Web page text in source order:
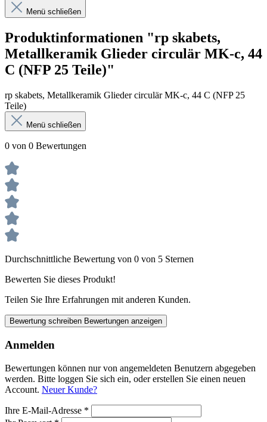
Menü schließen
Produktinformationen "rp skabets,
Metallkeramik Glieder circulär MK-c, 44
C (NFP 25 Teile)"
rp skabets, Metallkeramik Glieder circulär MK-c, 44 C (NFP 25
Teile)
Menü schließen
0 von 0 Bewertungen
Durchschnittliche Bewertung von 0 von 5 Sternen
Bewerten Sie dieses Produkt!
Teilen Sie Ihre Erfahrungen mit anderen Kunden.
Bewertung schreiben Bewertungen anzeigen
Anmelden
Bewertungen können nur von angemeldeten Benutzern abgegeben
werden. Bitte loggen Sie sich ein, oder erstellen Sie einen neuen
Account. Neuer Kunde?
Ihre E-Mail-Adresse *